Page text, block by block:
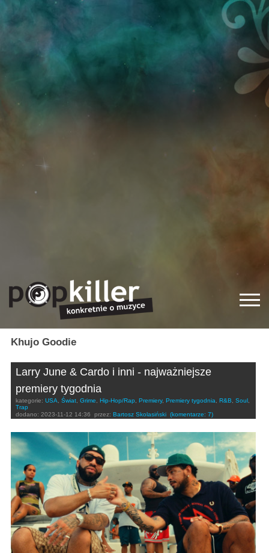
Khujo Goodie
Larry June & Cardo i inni - najważniejsze
premiery tygodnia
kategorie: USA, Świat, Grime, Hip-Hop/Rap, Premiery, Premiery tygodnia, R&B, Soul ,
Trap
dodano: 2023-11-12 14:36 przez: Bartosz Skolasiński (komentarze: 7)